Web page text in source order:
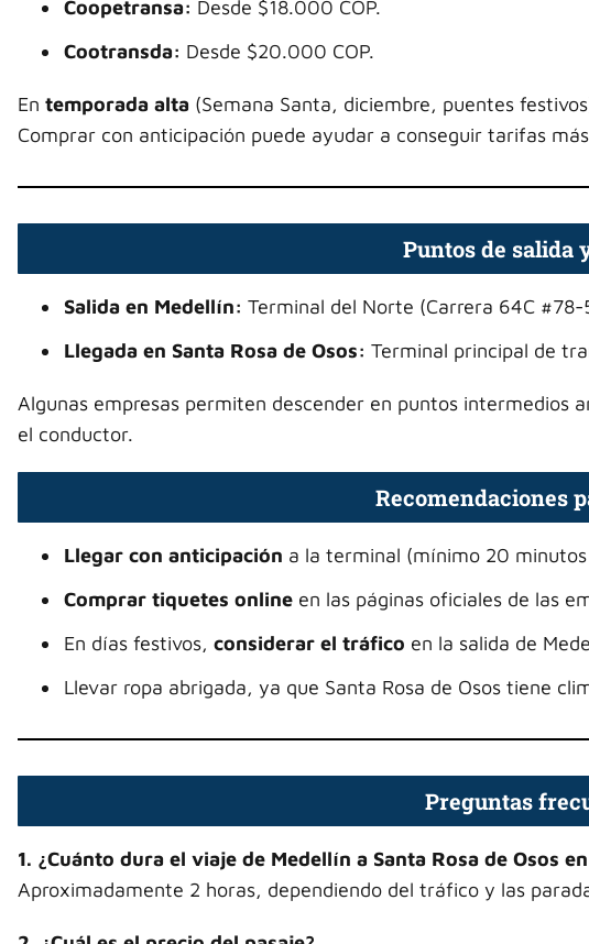
Coopetransa: Desde $18.000 COP.
Cootransda: Desde $20.000 COP.
En temporada alta (Semana Santa, diciembre, puentes
Comprar con anticipación puede ayudar a conseguir tarifas
Puntos de salida
Salida en Medellín: Terminal del Norte (Carrera 64C #78-
Llegada en Santa Rosa de Osos: Terminal principal de
Algunas empresas permiten descender en puntos intermedios
el conductor.
Recomendaciones
Llegar con anticipación a la terminal (mínimo 20
Comprar tiquetes online en las páginas oficiales de las
En días festivos, considerar el tráfico en la salida de
Llevar ropa abrigada, ya que Santa Rosa de Osos tiene
Preguntas
1. ¿Cuánto dura el viaje de Medellín a Santa Rosa de Osos
Aproximadamente 2 horas, dependiendo del tráfico y las